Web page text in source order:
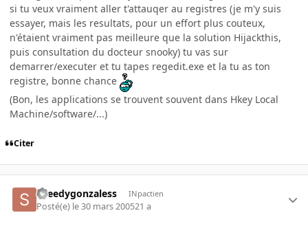
si tu veux vraiment aller t'attauqer au registres (je m'y suis
essayer, mais les resultats, pour un effort plus couteux,
n'étaient vraiment pas meilleure que la solution Hijackthis,
puis consultation du docteur snooky) tu vas sur
demarrer/executer et tu tapes regedit.exe et la tu as ton
registre, bonne chance
(Bon, les applications se trouvent souvent dans Hkey Local
Machine/software/...)
Citer
speedygonzaless INpactien
Posté(e) le 30 mars 200521 a